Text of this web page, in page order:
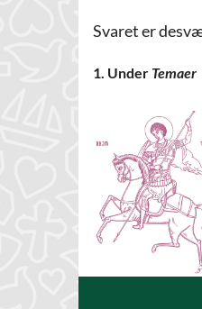
Svaret er
1. Under Temaer